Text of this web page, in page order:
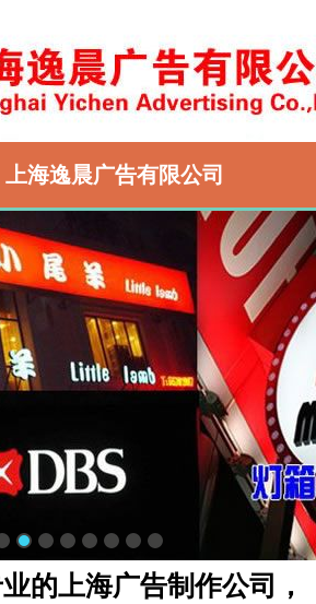
上海逸晨广告有限公司
的上海广告制作公司，